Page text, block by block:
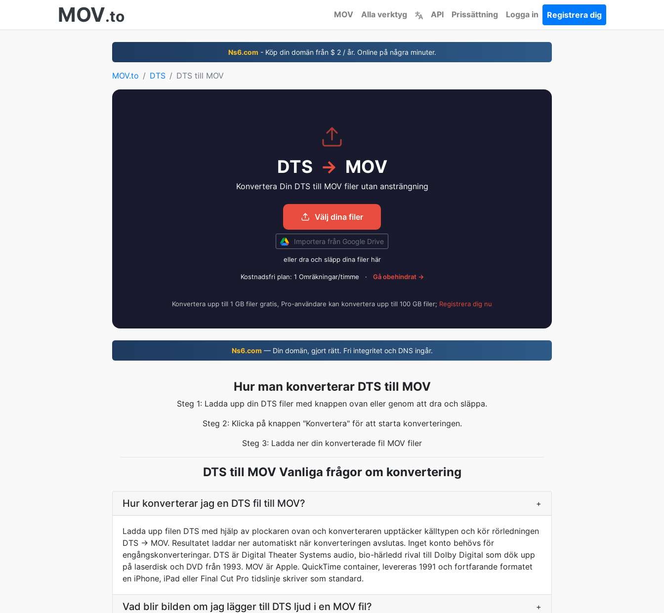
MOV.to MOV Alla verktyg API Prissättning Logga in Registrera dig
Ns6.com - Köp din domän från $ 2 / år. Online på några minuter.
MOV.to DTS DTS till MOV
DTS → MOV
Konvertera Din DTS till MOV filer utan ansträngning
Välj dina filer
Importera från Google Drive
eller dra och släpp dina filer här
Kostnadsfri plan: 1 Omräkningar/timme · Gå obehindrat →
Konvertera upp till 1 GB filer gratis, Pro-användare kan konvertera upp till 100 GB filer; Registrera dig nu
Ns6.com — Din domän, gjort rätt. Fri integritet och DNS ingår.
Hur man konverterar DTS till MOV
Steg 1: Ladda upp din DTS filer med knappen ovan eller genom att dra och släppa.
Steg 2: Klicka på knappen "Konvertera" för att starta konverteringen.
Steg 3: Ladda ner din konverterade fil MOV filer
DTS till MOV Vanliga frågor om konvertering
Hur konverterar jag en DTS fil till MOV? +
Ladda upp filen DTS med hjälp av plockaren ovan och konverteraren upptäcker källtypen och kör rörledningen
DTS → MOV. Resultatet laddar ner automatiskt när konverteringen avslutas. Inget konto behövs för
engångskonverteringar. DTS är Digital Theater Systems audio, bio-härledd rival till Dolby Digital som dök upp
på laserdisk och DVD från 1993. MOV är Apple. QuickTime container, levereras 1991 och fortfarande formatet
en iPhone, iPad eller Final Cut Pro tidslinje skriver som standard.
Vad blir bilden om jag lägger till DTS ljud i en MOV fil? +